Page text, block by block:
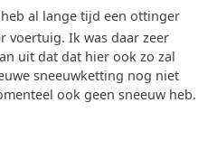
al lange tijd een ottinger
voertuig. Ik was daar zeer
uit dat dat hier ook zo zal
sneeuwketting nog niet
ook geen sneeuw heb.